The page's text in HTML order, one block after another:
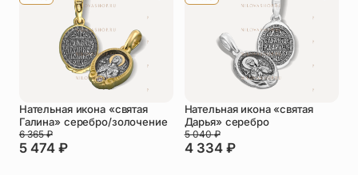
Нательная икона «святая
Галина» серебро/золочение
5 474 ₽
6 365₽
Нательная икона «святая
Дарья» серебро
4 334 ₽
5 040₽